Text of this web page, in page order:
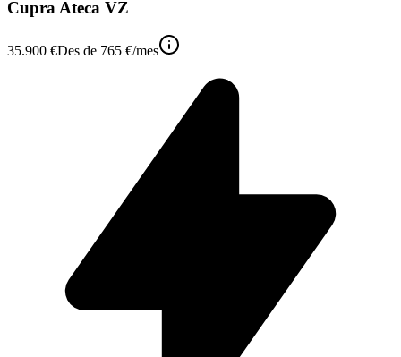
Cupra Ateca VZ
35.900 €Des de 765 €/mes